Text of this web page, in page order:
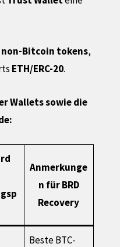
non-Bitcoin tokens,
ETH/ERC-20.
Wallets sowie die
Anmerkunge
n für BRD
Recovery
Beste BTC-